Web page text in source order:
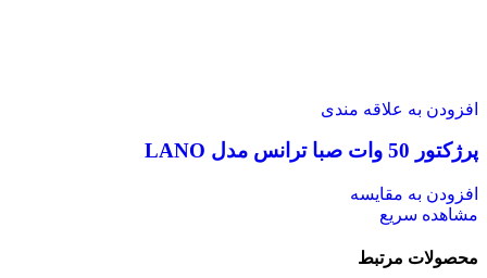
افزودن به علاقه مندی
پرژکتور 50 وات صبا ترانس مدل LANO
افزودن به مقایسه
مشاهده سریع
محصولات مرتبط